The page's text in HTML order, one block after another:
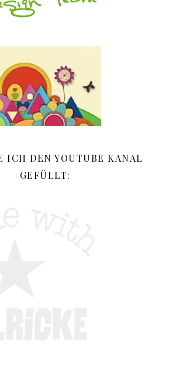
ICH DEN YOUTUBE KANAL
GEFÜLLT: